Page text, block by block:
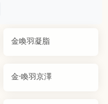
金喚羽凝脂
金·喚羽京澤